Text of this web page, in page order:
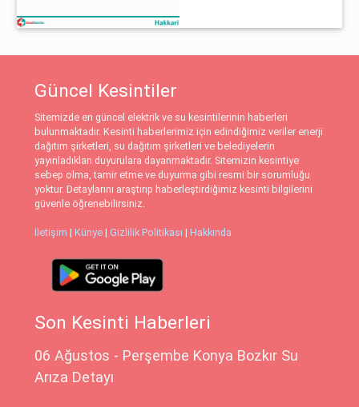
Güncel Kesintiler
Sitemizde en güncel elektrik ve su kesintilerinin haberleri
bulunmaktadır. Kesinti haberlerimiz için edindiğimiz veriler enerji
dağıtım şirketleri, su dağıtım şirketleri ve belediyelerin
yayınladıkları duyurulara dayanmaktadır. Sitemizin kesintiye
sebep olma, tamir etme ve duyurma gibi resmi bir sorumluğu
yoktur. Detaylarını araştırıp haberleştirdiğimiz kesinti bilgilerini
güvenle öğrenebilirsiniz.
İletişim | Künye | Gizlilik Politikası | Hakkında
Son Kesinti Haberleri
06 Ağustos - Perşembe Konya Bozkır Su
Arıza Detayı